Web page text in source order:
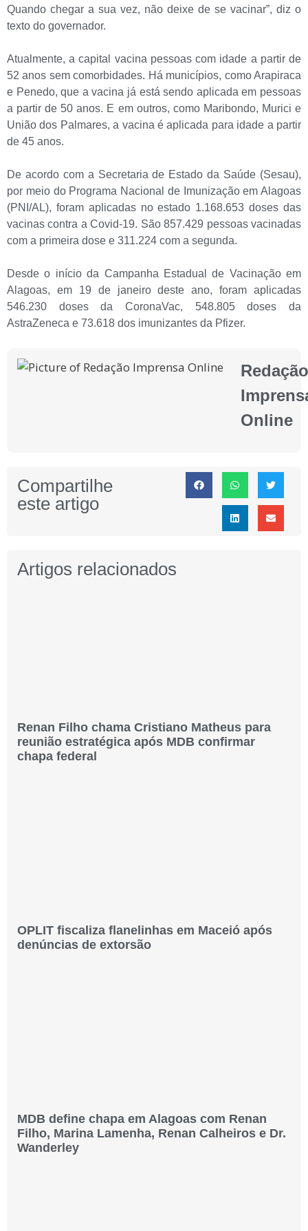
Quando chegar a sua vez, não deixe de se vacinar”, diz o
texto do governador.
Atualmente, a capital vacina pessoas com idade a partir de
52 anos sem comorbidades. Há municípios, como Arapiraca
e Penedo, que a vacina já está sendo aplicada em pessoas
a partir de 50 anos. E em outros, como Maribondo, Murici e
União dos Palmares, a vacina é aplicada para idade a partir
de 45 anos.
De acordo com a Secretaria de Estado da Saúde (Sesau),
por meio do Programa Nacional de Imunização em Alagoas
(PNI/AL), foram aplicadas no estado 1.168.653 doses das
vacinas contra a Covid-19. São 857.429 pessoas vacinadas
com a primeira dose e 311.224 com a segunda.
Desde o início da Campanha Estadual de Vacinação em
Alagoas, em 19 de janeiro deste ano, foram aplicadas
546.230 doses da CoronaVac, 548.805 doses da
AstraZeneca e 73.618 dos imunizantes da Pfizer.
Redação
Online
Compartilhe
este artigo
Artigos relacionados
Renan Filho chama Cristiano Matheus para
reunião estratégica após MDB confirmar
chapa federal
OPLIT fiscaliza flanelinhas em Maceió após
denúncias de extorsão
MDB define chapa em Alagoas com Renan
Filho, Marina Lamenha, Renan Calheiros e Dr.
Wanderley